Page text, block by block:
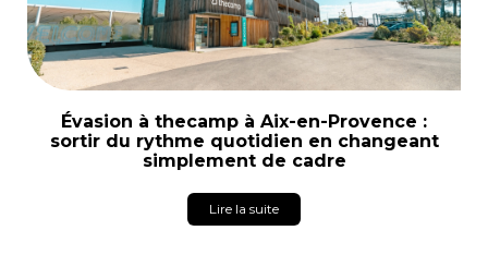
Évasion à thecamp à Aix-en-Provence :
sortir du rythme quotidien en changeant
simplement de cadre
Lire la suite